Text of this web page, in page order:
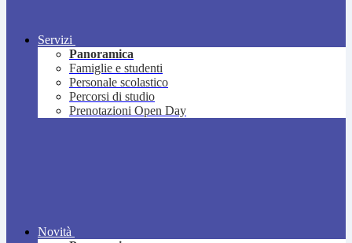
Servizi
Panoramica
Famiglie e studenti
Personale scolastico
Percorsi di studio
Prenotazioni Open Day
Novità